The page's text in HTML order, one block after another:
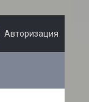
Авторизация